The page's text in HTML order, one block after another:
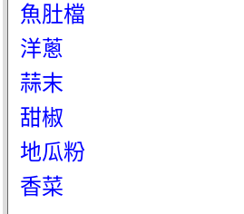
魚肚檔
洋蔥
蒜末
甜椒
地瓜粉
香菜